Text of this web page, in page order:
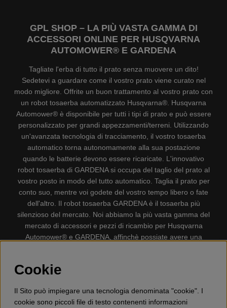
GPL SHOP – LA PIÙ VASTA GAMMA DI
ACCESSORI ONLINE PER HUSQVARNA
AUTOMOWER® E GARDENA
Tagliate l'erba di tutto il prato senza muovere un dito!
Sedetevi a guardare come il vostro prato viene curato nel
modo migliore. Offrite un buon trattamento al vostro prato con
un robot tosaerba automatizzato Husqvarna®. Husqvarna
Automower® è disponibile per tutti i tipi di prato e può essere
personalizzato per grandi appezzamenti/terreni. Utilizzando
un'avanzata tecnologia di tracciamento, il vostro tosaerba
automatico torna autonomamente alla sua postazione
quando le batterie devono essere ricaricate. L'innovativo
robot tosaerba di GARDENA si occupa del taglio del prato al
vostro posto in modo del tutto automatico. Taglia il prato per
conto suo, mentre voi godete del vostro tempo libero o fate
dell'altro. Il robot tosaerba GARDENA è il tosaerba più
silenzioso del mercato. Noi abbiamo la più vasta gamma del
mercato di accessori e pezzi di ricambio per Husqvarna
Automower® e GARDENA, affinchè possiate avere una
Accessori per la protezione personale, Decespugliatori,
Aspirapolvere, Mototroncatrici, Attrezzature Forestali,
Lubrificanti, Carburanti, Giocattolo per bambini ETC.
Cookie
Il Sito può impiegare una tecnologia denominata "cookie". I
cookie sono piccoli file di testo contenenti informazioni